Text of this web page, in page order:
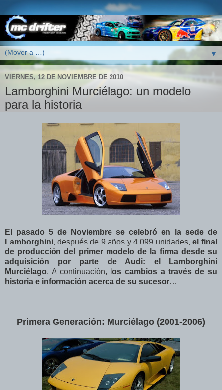
▼
VIERNES, 12 DE NOVIEMBRE DE 2010
Lamborghini Murciélago: un modelo
para la historia
El pasado 5 de Noviembre se celebró en la sede de
Lamborghini, después de 9 años y 4.099 unidades,el final
de producción del primer modelo de la firma desde su
adquisición por parte de Audi: el Lamborghini
Murciélago. A continuación,
los cambios a través de su
historia e información acerca de su sucesor…
Primera Generación: Murciélago (2001-2006)